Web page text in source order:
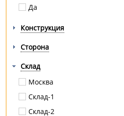
Да
Конструкция
Сторона
Склад
Москва
Склад-1
Склад-2